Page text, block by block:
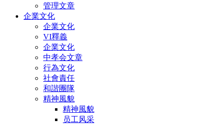
管理文章
企業文化
企業文化
VI釋義
企業文化
中孝会文章
行為文化
社會責任
和諧團隊
精神風貌
精神風貌
员工风采